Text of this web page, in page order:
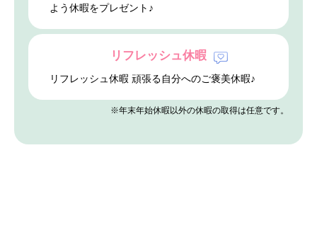
よう休暇をプレゼント♪
リフレッシュ休暇
リフレッシュ休暇 頑張る自分へのご褒美休暇♪
※年末年始休暇以外の休暇の取得は任意です。